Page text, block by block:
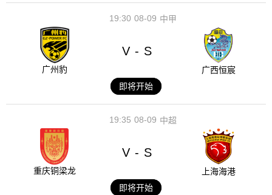
08-09
19:30 中甲
广州豹
V - S
广西恒宸
即将开始
08-09
19:35 中超
重庆铜梁龙
V - S
上海海港
即将开始